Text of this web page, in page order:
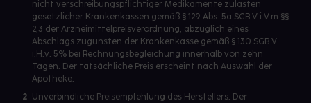
nicht verschreibungspflichtiger Medikamente zulasten
gesetzlicher Krankenkassen gemäß § 129 Abs. 5a SGB V i.V.m §§
2,3 der Arzneimittelpreisverordnung, abzüglich eines
Abschlags zugunsten der Krankenkasse gemäß § 130 SGB V
i.H.v. 5% bei Rechnungsbegleichung innerhalb von zehn
Tagen. Der tatsächliche Preis erscheint nach Auswahl der
Apotheke.
2 Unverbindliche Preisempfehlung des Herstellers. Der